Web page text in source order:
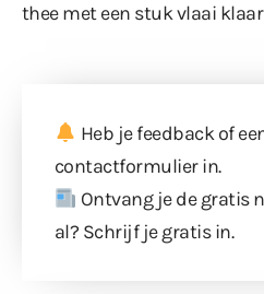
thee met een stuk vlaai
Heb je feedback of
contactformulierin.
Ontvang je de gratis
al? Schrijf je gratis in.